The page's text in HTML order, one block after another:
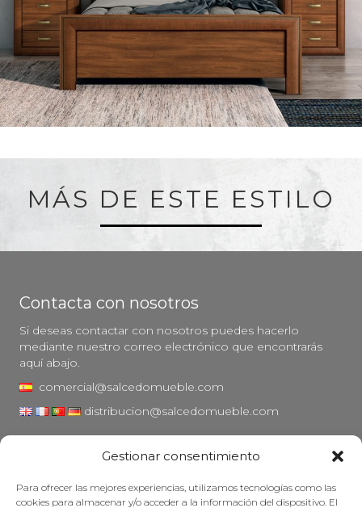
Gestionar consentimiento
Para ofrecer las mejores experiencias, utilizamos tecnologías como las
cookies para almacenar y/o acceder a la información del dispositivo. El
MÁS DE ESTE ESTILO
Contacta con nosotros
Si deseas contactar con nosotros puedes hacerlo
mediante nuestro correo electrónico que encontrarás
aquí abajo.
comercial@salcedomueble.com
distribucion@salcedomueble.com
Aviso legal